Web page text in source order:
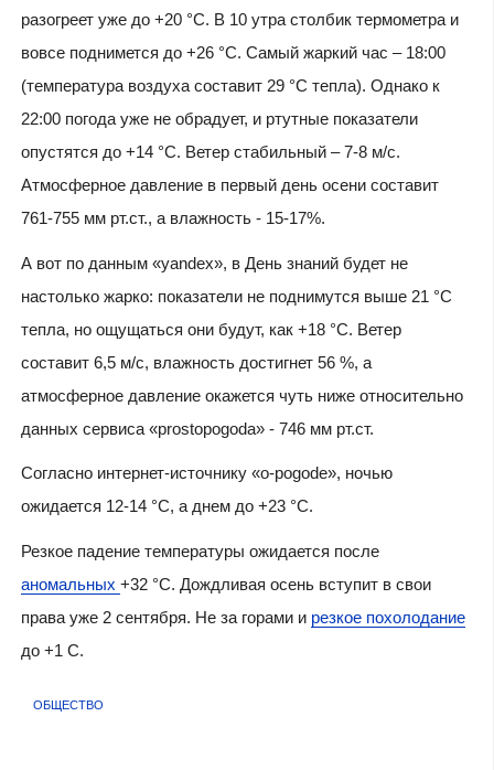
разогреет уже до +20 °C. В 10 утра столбик термометра и
вовсе поднимется до +26 °C. Самый жаркий час – 18:00
(температура воздуха составит 29 °C тепла). Однако к
22:00 погода уже не обрадует, и ртутные показатели
опустятся до +14 °C. Ветер стабильный – 7-8 м/с.
Атмосферное давление в первый день осени составит
761-755 мм рт.ст., а влажность - 15-17%.
А вот по данным «yandex», в День знаний будет не
настолько жарко: показатели не поднимутся выше 21 °C
тепла, но ощущаться они будут, как +18 °C. Ветер
составит 6,5 м/с, влажность достигнет 56 %, а
атмосферное давление окажется чуть ниже относительно
данных сервиса «prostopogoda» - 746 мм рт.ст.
Согласно интернет-источнику «o-pogode», ночью
ожидается 12-14 °C, а днем до +23 °C.
Резкое падение температуры ожидается после
аномальных +32 °C. Дождливая осень вступит в свои
права уже 2 сентября. Не за горами и резкое похолодание
до +1 C.
ОБЩЕСТВО